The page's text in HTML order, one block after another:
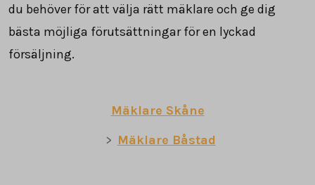
du behöver för att välja rätt mäklare och ge dig
bästa möjliga förutsättningar för en lyckad
försäljning.
Mäklare Skåne
Mäklare Båstad